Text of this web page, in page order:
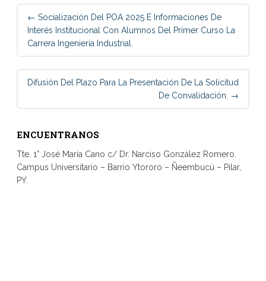
Post
navigation
← Socialización Del POA 2025 E Informaciones De
Interés Institucional Con Alumnos Del Primer Curso La
Carrera Ingeniería Industrial.
Difusión Del Plazo Para La Presentación De La Solicitud
De Convalidación. →
ENCUENTRANOS
Tte. 1° José María Cano c/ Dr. Narciso González Romero.
Campus Universitario – Barrio Ytororo – Ñeembucú – Pilar,
PY.